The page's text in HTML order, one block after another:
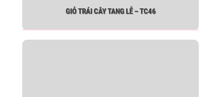
GIỎ TRÁI CÂY TANG LỄ – TC46